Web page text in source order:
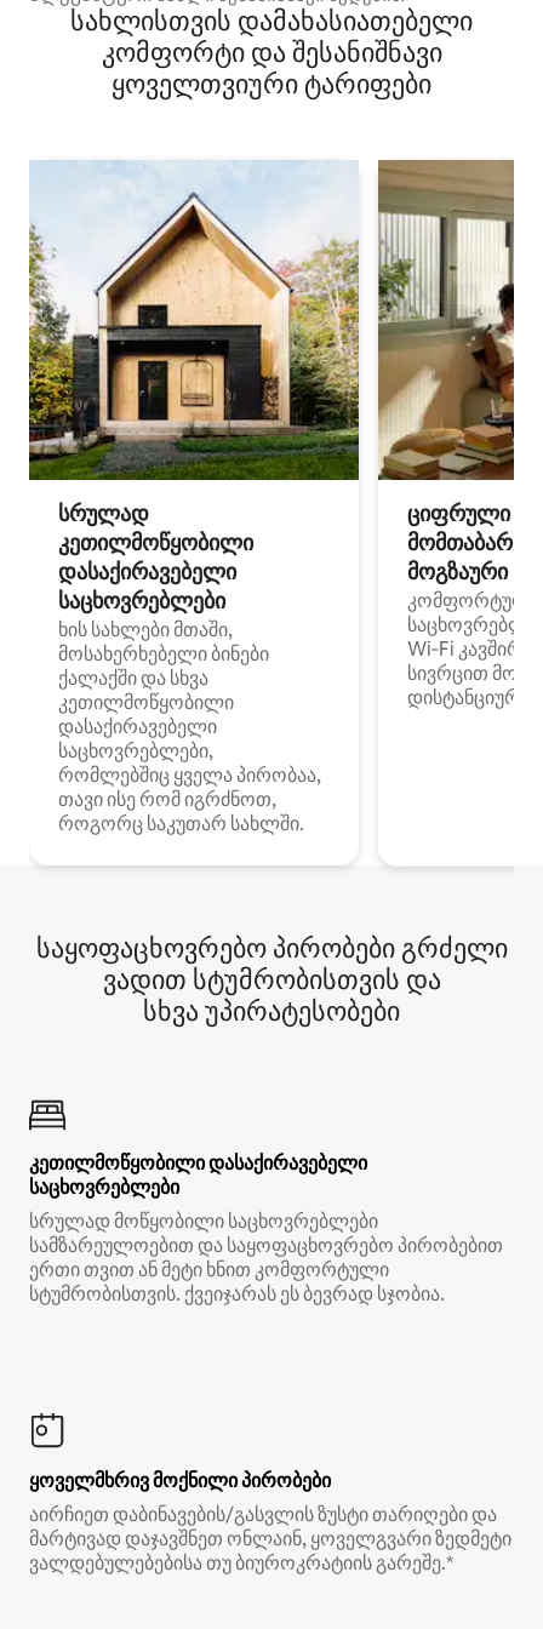
სახლისთვის დამახასიათებელი
კომფორტი და შესანიშნავი
ყოველთვიური ტარიფები
სრულად
კეთილმოწყობილი
დასაქირავებელი
საცხოვრებლები
ხის სახლები მთაში,
მოსახერხებელი ბინები
ქალაქში და სხვა
კეთილმოწყობილი
დასაქირავებელი
საცხოვრებლები,
რომლებშიც ყველა პირობაა,
თავი ისე რომ იგრძნოთ,
როგორც საკუთარ სახლში.
ციფრული
მოგზაური
კომფორტული
Wi‑Fi
სივრცით
დისტანციური
საყოფაცხოვრებო პირობები გრძელი
ვადით სტუმრობისთვის და
სხვა უპირატესობები
კეთილმოწყობილი დასაქირავებელი
საცხოვრებლები
სრულად მოწყობილი საცხოვრებლები
სამზარეულოებით და საყოფაცხოვრებო პირობებით
ერთი თვით ან მეტი ხნით კომფორტული
სტუმრობისთვის. ქვეიჯარას ეს ბევრად სჯობია.
ყოველმხრივ მოქნილი პირობები
აირჩიეთ დაბინავების/გასვლის ზუსტი თარიღები და
მარტივად დაჯავშნეთ ონლაინ, ყოველგვარი ზედმეტი
ვალდებულებებისა თუ ბიუროკრატიის გარეშე.*